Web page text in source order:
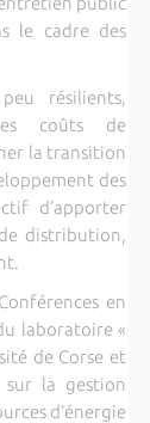
le cadre des
résilients,
coûts de
la transition
des
d’apporter
distribution,
en
laboratoire «
de Corse et
sur la gestion
d’énergie